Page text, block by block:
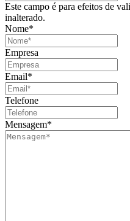
Este campo é para efeitos de
inalterado.
Nome*
Empresa
Email*
Telefone
Mensagem*